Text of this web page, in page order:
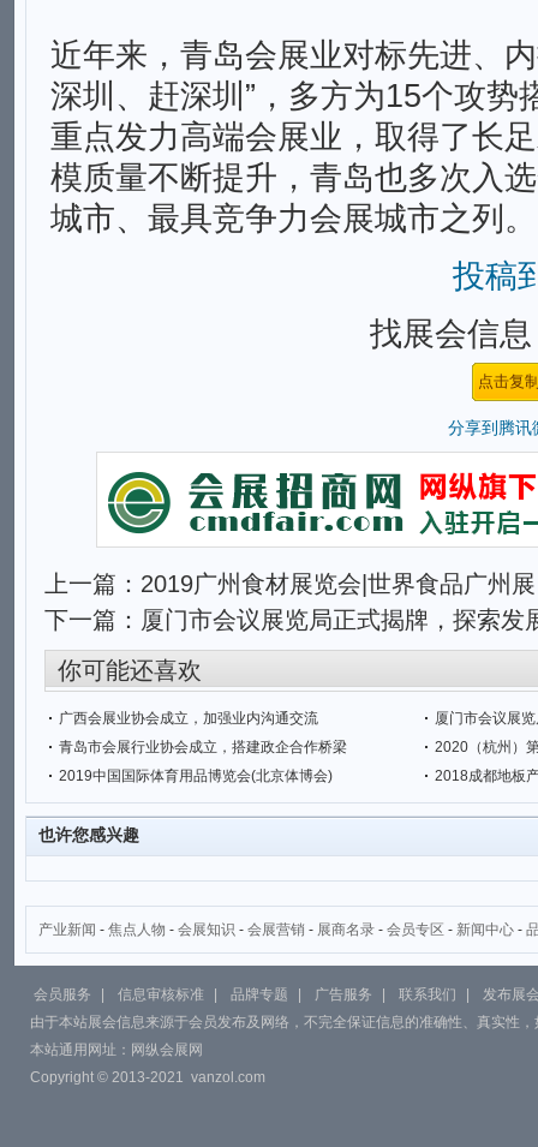
近年来，青岛会展业对标先进、
深圳、赶深圳”，多方为15个攻势
重点发力高端会展业，取得了长
模质量不断提升，青岛也多次入
城市、最具竞争力会展城市之列
投稿
找展会信
分享到 腾讯
上一篇： 2019广州食材展览会|世界食品广州展
下一篇： 厦门市会议展览局正式揭牌，探索发
你可能还喜欢
广西会展业协会成立，加强业内沟通交流
厦门市会议展
青岛市会展行业协会成立，搭建政企合作桥梁
2020（杭州）
2019中国国际体育用品博览会(北京体博会)
2018成都地板
也许您感兴趣
产业新闻 - 焦点人物 - 会展知识 - 会展营销 - 展商名录 - 会员专区 - 新闻中心 -
会员服务 信息审核标准 品牌专题 广告服务 联系我们
发布展
由于本站展会信息来源于会员发布及网络，不完全保证信息的准确性、真实性
本站通用网址： 网纵会展网
Copyright © 2013-2021 vanzol.com